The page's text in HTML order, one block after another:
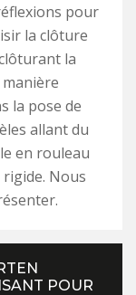
pour
la clôture
la
la pose de
allant du
en rouleau
Nous
POUR